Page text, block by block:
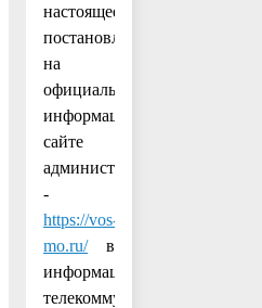
настоящее
постановление
на
официальном
информационном
сайте
администрации
-
https://vos-
mo.ru/в
информационно-
телекоммуникационной